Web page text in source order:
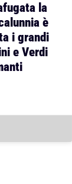
la
è
i grandi
e Verdi